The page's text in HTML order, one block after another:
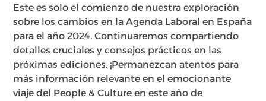
Este es solo el comienzo de nuestra exploración
sobre los cambios en la Agenda Laboral en España
para el año 2024. Continuaremos compartiendo
detalles cruciales y consejos prácticos en las
próximas ediciones. ¡Permanezcan atentos para
más información relevante en el emocionante
viaje del People & Culture en este año de